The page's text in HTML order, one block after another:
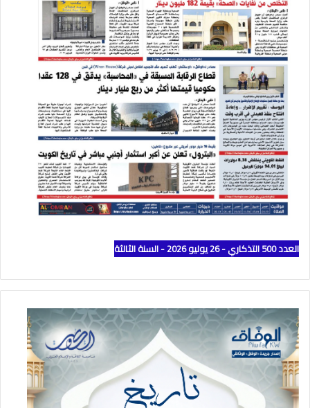
العدد 500 التذكاري - 26 يوليو 2026 - السنة الثالثة